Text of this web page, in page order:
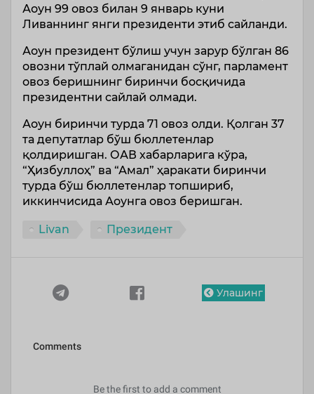
Аоун 99 овоз билан 9 январь куни
Ливаннинг янги президенти этиб сайланди.
Аоун президент бўлиш учун зарур бўлган 86
овозни тўплай олмаганидан сўнг, парламент
овоз беришнинг биринчи босқичида
президентни сайлай олмади.
Аоун биринчи турда 71 овоз олди. Қолган 37
та депутатлар бўш бюллетенлар
қолдиришган. ОАВ хабарларига кўра,
“Ҳизбуллоҳ” ва “Амал” ҳаракати биринчи
турда бўш бюллетенлар топшириб,
иккинчисида Аоунга овоз беришган.
Livan Президент
Улашинг